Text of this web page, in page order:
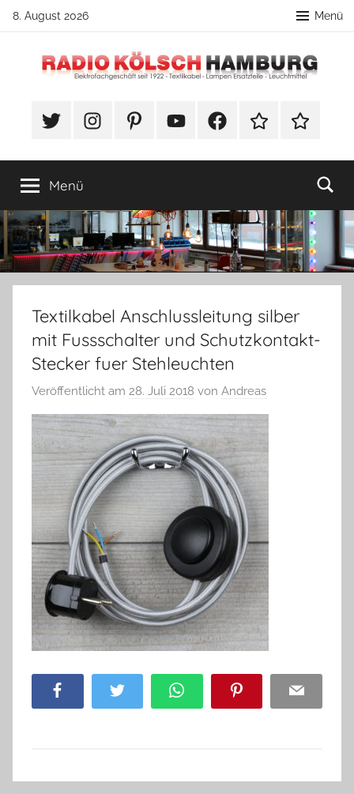
Zum
springen
8. August 2026 Menü
Radio
Hamburg
Lampenbau
#TwitterInstagramPinterestYouTubeFacebookTikTok Webshop
Menü
Textilkabel Anschlussleitung silber
mit Fussschalter und Schutzkontakt-
Stecker fuer Stehleuchten
Veröffentlicht am 28. Juli 2018 von Andreas
Facebook Twitter WhatsApp Pinterest Email